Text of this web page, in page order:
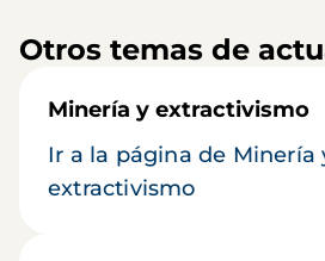
Otros temas de
Minería y extractivismo
Ir a la página de Minería
extractivismo